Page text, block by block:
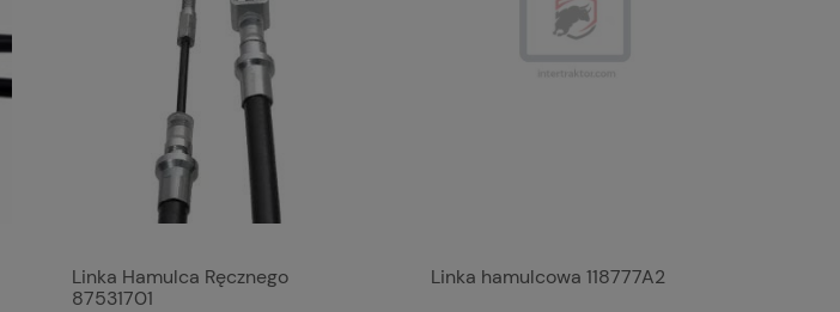
Linka Hamulca Ręcznego
87531701
Linka hamulcowa 118777A2